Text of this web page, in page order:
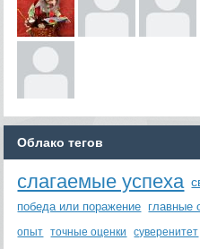
Облако тегов
слагаемые успеха
победа или поражение главные
опыт точные оценки суверенитет